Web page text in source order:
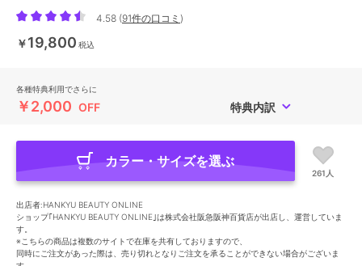
4.58 (91件の口コミ )
￥19,800 税込
各種特典利用でさらに
￥2,000 OFF 特典内訳
カラー・サイズを選ぶ
261人
出店者:HANKYU BEAUTY ONLINE
ショップ｢HANKYU BEAUTY ONLINE｣は株式会社阪急阪神百貨店が出店し、運営していま
す。
※こちらの商品は複数のサイトで在庫を共有しておりますので、
同時にご注文があった際は、売り切れとなりご注文を承ることができない場合がございま